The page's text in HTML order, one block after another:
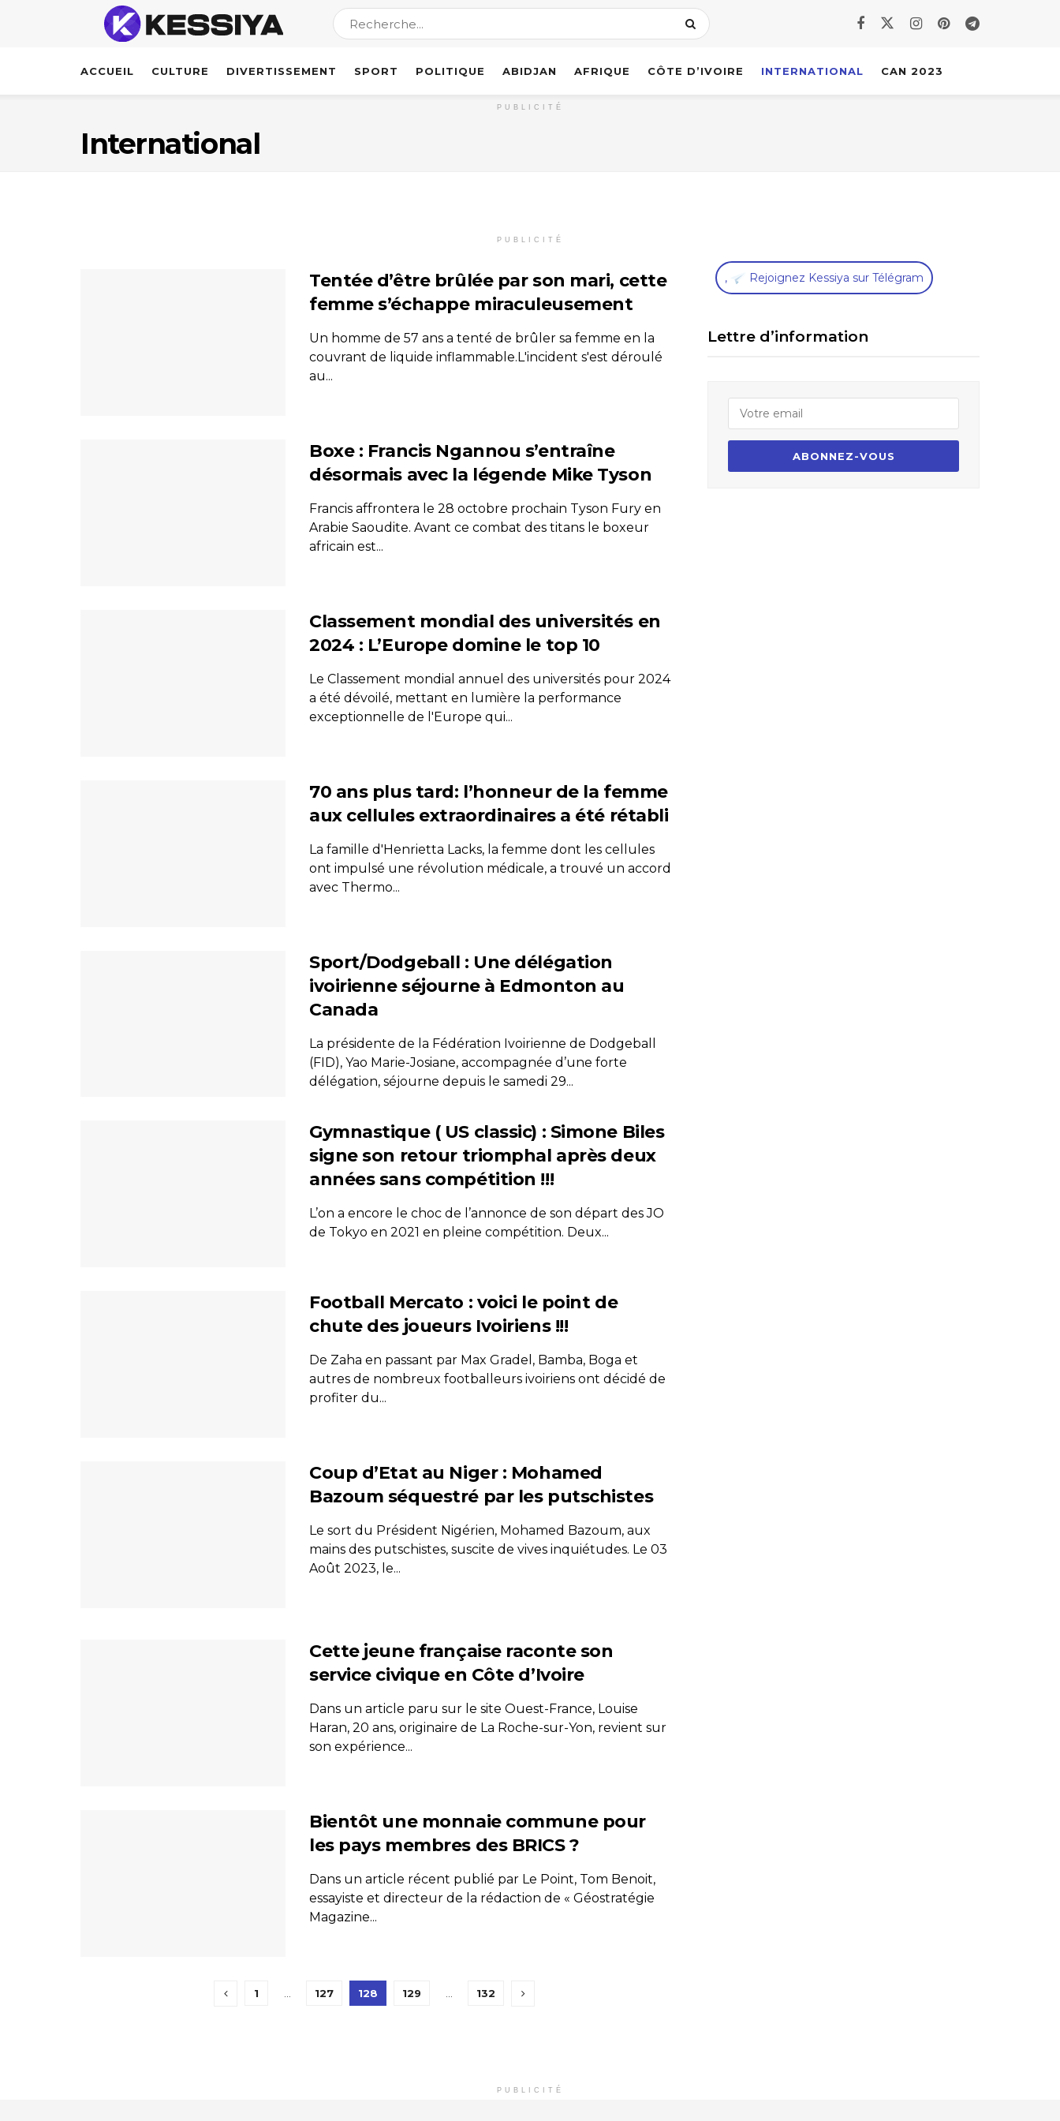
ACCUEIL CULTURE DIVERTISSEMENT SPORT POLITIQUE ABIDJAN AFRIQUE CÔTE D’IVOIRE INTERNATIONAL CAN 2023
PUBLICITÉ
International
PUBLICITÉ
Tentée d’être brûlée par son mari, cette
femme s’échappe miraculeusement
Un homme de 57 ans a tenté de brûler sa femme en la
couvrant de liquide inflammable.L'incident s'est déroulé
au...
Boxe : Francis Ngannou s’entraîne
désormais avec la légende Mike Tyson
Francis affrontera le 28 octobre prochain Tyson Fury en
Arabie Saoudite. Avant ce combat des titans le boxeur
africain est...
Classement mondial des universités en
2024 : L’Europe domine le top 10
Le Classement mondial annuel des universités pour 2024
a été dévoilé, mettant en lumière la performance
exceptionnelle de l'Europe qui...
70 ans plus tard: l’honneur de la femme
aux cellules extraordinaires a été rétabli
La famille d'Henrietta Lacks, la femme dont les cellules
ont impulsé une révolution médicale, a trouvé un accord
avec Thermo...
Sport/Dodgeball : Une délégation
ivoirienne séjourne à Edmonton au
Canada
La présidente de la Fédération Ivoirienne de Dodgeball
(FID), Yao Marie-Josiane, accompagnée d’une forte
délégation, séjourne depuis le samedi 29...
Gymnastique ( US classic) : Simone Biles
signe son retour triomphal après deux
années sans compétition !!!
L’on a encore le choc de l’annonce de son départ des JO
de Tokyo en 2021 en pleine compétition. Deux...
Football Mercato : voici le point de
chute des joueurs Ivoiriens !!!
De Zaha en passant par Max Gradel, Bamba, Boga et
autres de nombreux footballeurs ivoiriens ont décidé de
profiter du...
Coup d’Etat au Niger : Mohamed
Bazoum séquestré par les putschistes
Le sort du Président Nigérien, Mohamed Bazoum, aux
mains des putschistes, suscite de vives inquiétudes. Le 03
Août 2023, le...
Cette jeune française raconte son
service civique en Côte d’Ivoire
Dans un article paru sur le site Ouest-France, Louise
Haran, 20 ans, originaire de La Roche-sur-Yon, revient sur
son expérience...
Bientôt une monnaie commune pour
les pays membres des BRICS ?
Dans un article récent publié par Le Point, Tom Benoit,
essayiste et directeur de la rédaction de « Géostratégie
Magazine...
1 127 128 129 132
, Rejoignez Kessiya sur Télégram
Lettre d’information
PUBLICITÉ